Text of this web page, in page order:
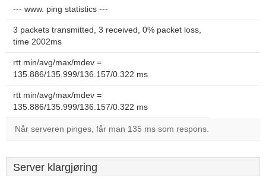
--- www. ping statistics ---
3 packets transmitted, 3 received, 0% packet loss,
time 2002ms
rtt min/avg/max/mdev =
135.886/135.999/136.157/0.322 ms
rtt min/avg/max/mdev =
135.886/135.999/136.157/0.322 ms
Når serveren pinges, får man 135 ms som respons.
Server klargjøring